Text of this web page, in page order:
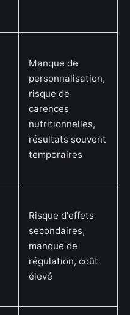
Manque de
personnalisation,
risque de
carences
nutritionnelles,
résultats souvent
temporaires
Risque d'effets
secondaires,
manque de
régulation, coût
élevé